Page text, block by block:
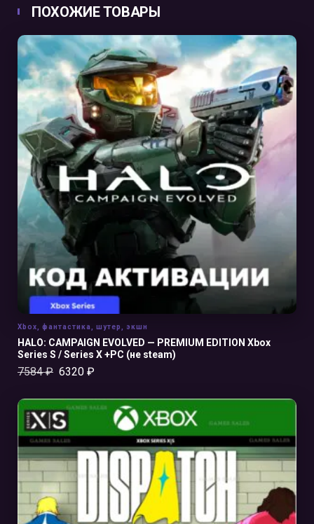
ПОХОЖИЕ ТОВАРЫ
В КОРЗИНУ
HALO: CAMPAIGN EVOLVED — PREMIUM EDITION Xbox
Series S / Series X +PC (не steam)
7584₽ 6320 ₽
Xbox фантастика шутер экшн